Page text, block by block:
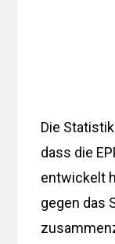
Die
dass die
entwickelt
gegen das